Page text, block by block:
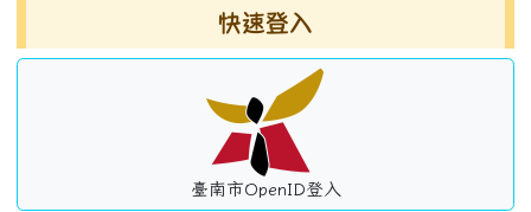
快速登入
臺南市OpenID登入